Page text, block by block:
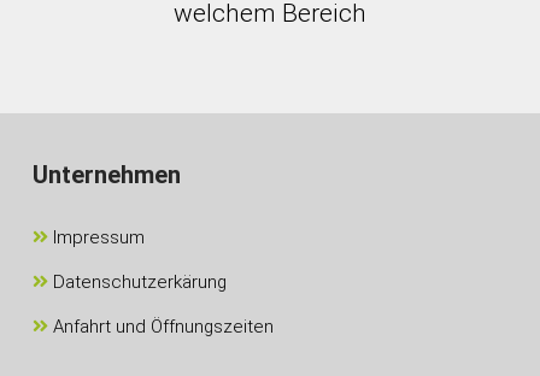
welchem Bereich
Unternehmen
Impressum
Datenschutzerkärung
Anfahrt und Öffnungszeiten